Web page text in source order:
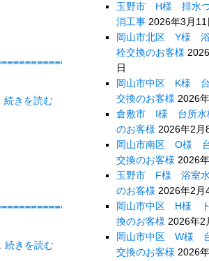
続きを読む
続きを読む
玉野市 H様 排水
消工事 2026年3月11
岡山市北区 Y様 浴
栓交換のお客様
日
岡山市中区 K様
交換のお客様 2026
倉敷市 I様 台所水
のお客様 2026年2月
岡山市南区 O様
交換のお客様 2026
玉野市 F様 浴室
のお客様 2026年2月
岡山市中区 H様
換のお客様 2026年2
岡山市中区 W様
交換のお客様 2026